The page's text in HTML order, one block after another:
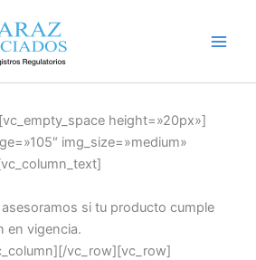
height=»20px»]
img_size=»medium»
si tu producto cumple
en vigencia.
vc_row][vc_row]